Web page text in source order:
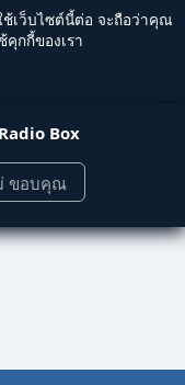
ช้เว็บไซต์นี้ต่อ จะถือว่าคุณ
กกี้ของเรา
Box
ขอบคุณ